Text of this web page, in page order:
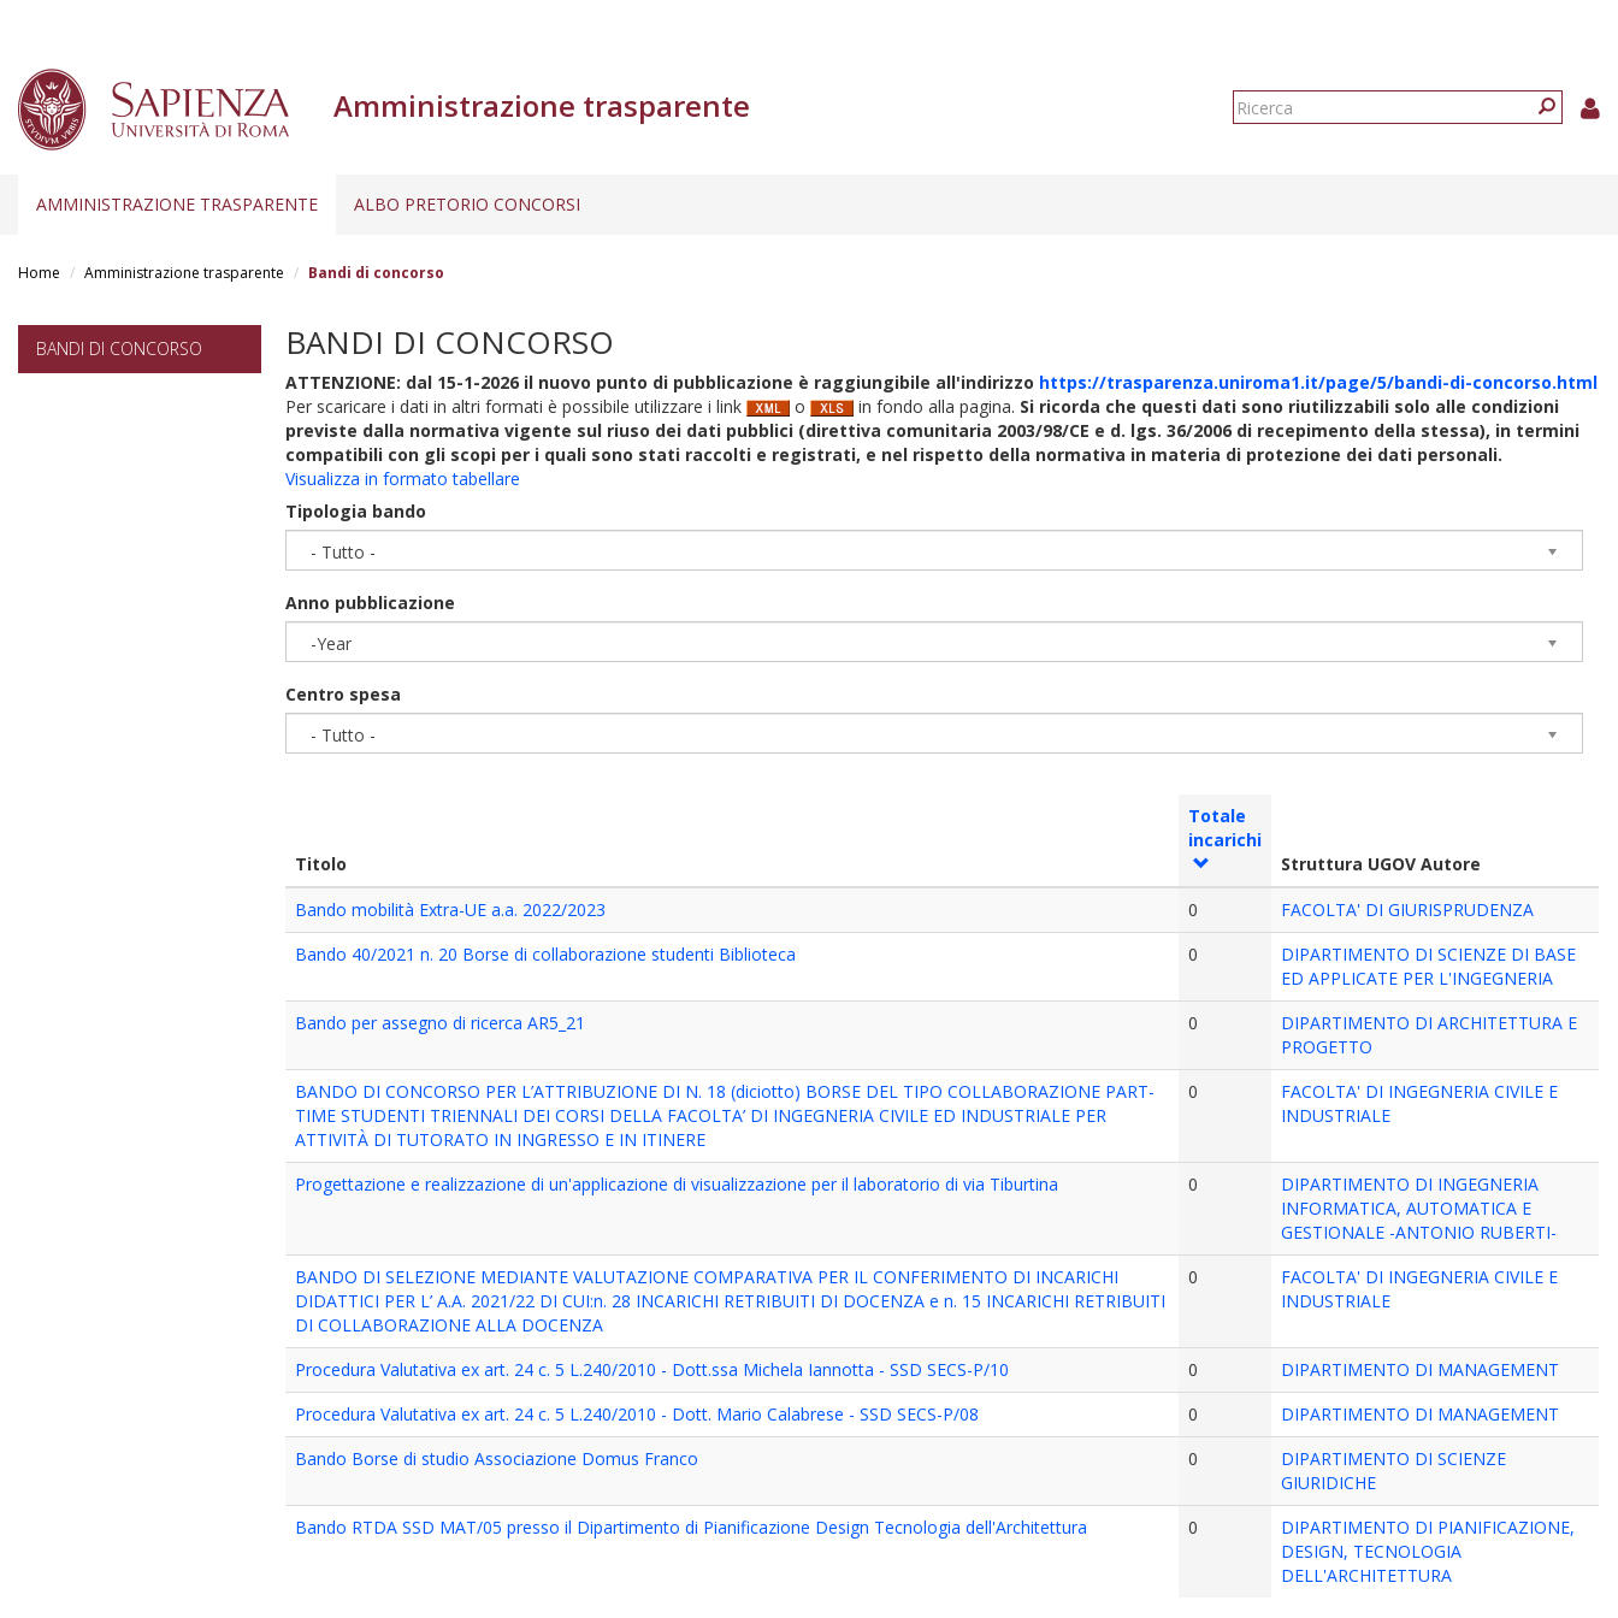
Amministrazione trasparente
Form
AMMINISTRAZIONE TRASPARENTE ALBO PRETORIO CONCORSI
Home Amministrazione trasparente Bandi di concorso
BANDI DI CONCORSO BANDI DI CONCORSO
ATTENZIONE: dal 15-1-2026 il nuovo punto di pubblicazione è raggiungibile all'indirizzo https://trasparenza.uniroma1.it/page/5/bandi-di-concorso.html
Per scaricare i dati in altri formati è possibile utilizzare i link
o in fondo alla pagina. Si ricorda che questi dati sono riutilizzabili solo alle condizioni
previste dalla normativa vigente sul riuso dei dati pubblici (direttiva comunitaria 2003/98/CE e d. lgs. 36/2006 di recepimento della stessa), in termini
compatibili con gli scopi per i quali sono stati raccolti e registrati, e nel rispetto della normativa in materia di protezione dei dati personali.
Visualizza in formato tabellare
Tipologia bando
- Tutto -
Anno pubblicazione
-Year
Centro spesa
- Tutto -
Titolo
Totale
incarichi
Struttura UGOV Autore
Bando mobilità Extra-UE a.a. 2022/2023
0
FACOLTA' DI GIURISPRUDENZA
Bando 40/2021 n. 20 Borse di collaborazione studenti Biblioteca
0
DIPARTIMENTO DI SCIENZE DI BASE
ED APPLICATE PER L'INGEGNERIA
Bando per assegno di ricerca AR5_21
0
DIPARTIMENTO DI ARCHITETTURA E
PROGETTO
BANDO DI CONCORSO PER L’ATTRIBUZIONE DI N. 18 (diciotto) BORSE DEL TIPO COLLABORAZIONE PART-
TIME STUDENTI TRIENNALI DEI CORSI DELLA FACOLTA’ DI INGEGNERIA CIVILE ED INDUSTRIALE PER
ATTIVITÀ DI TUTORATO IN INGRESSO E IN ITINERE
0
FACOLTA' DI INGEGNERIA CIVILE E
INDUSTRIALE
Progettazione e realizzazione di un'applicazione di visualizzazione per il laboratorio di via Tiburtina 0
DIPARTIMENTO DI INGEGNERIA
INFORMATICA, AUTOMATICA E
GESTIONALE -ANTONIO RUBERTI-
BANDO DI SELEZIONE MEDIANTE VALUTAZIONE COMPARATIVA PER IL CONFERIMENTO DI INCARICHI
DIDATTICI PER L’ A.A. 2021/22 DI CUI:n. 28 INCARICHI RETRIBUITI DI DOCENZA e n. 15 INCARICHI RETRIBUITI
DI COLLABORAZIONE ALLA DOCENZA
0
FACOLTA' DI INGEGNERIA CIVILE E
INDUSTRIALE
Procedura Valutativa ex art. 24 c. 5 L.240/2010 - Dott.ssa Michela Iannotta - SSD SECS-P/10 0
DIPARTIMENTO DI MANAGEMENT
Procedura Valutativa ex art. 24 c. 5 L.240/2010 - Dott. Mario Calabrese - SSD SECS-P/08
0
DIPARTIMENTO DI MANAGEMENT
Bando Borse di studio Associazione Domus Franco
0
DIPARTIMENTO DI SCIENZE
GIURIDICHE
Bando RTDA SSD MAT/05 presso il Dipartimento di Pianificazione Design Tecnologia dell'Architettura
0
DIPARTIMENTO DI PIANIFICAZIONE,
DESIGN, TECNOLOGIA
DELL'ARCHITETTURA